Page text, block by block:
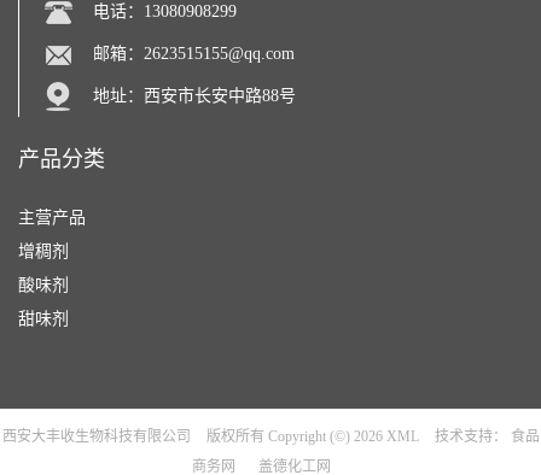
电话：13080908299
邮箱： 2623515155@qq.com
地址：西安市长安中路88号
产品分类
主营产品
增稠剂
酸味剂
甜味剂
西安大丰收生物科技有限公司 版权所有 Copyright (©) 2026 XML 技术支持：
食品
商务网
盖德化工网